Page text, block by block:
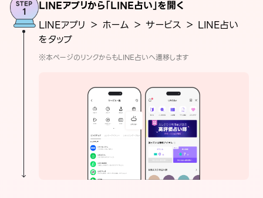
LINEアプリから「LINE占い」を開く
LINEアプリ ＞ ホーム ＞ サービス ＞ LINE占い
をタップ
※本ページのリンクからもLINE占いへ遷移します